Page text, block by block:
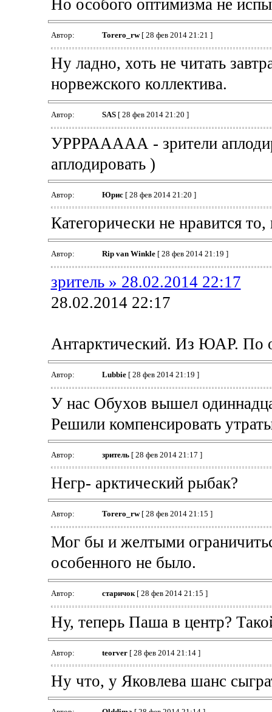
Но особого оптимизма не
Автор: Torero_rw[ 28 фев 2014 21:21 ]
Ну ладно, хоть не читать
норвежского коллектива.
Автор: SAS[ 28 фев 2014 21:20 ]
УРРРААААА - зрители
аплодировать )
Автор: Юрис[ 28 фев 2014 21:20 ]
Категорически не нравится
Автор: Rip van Winkle[ 28 фев 2014 21:19 ]
зpитель » 28.02.2014 22:17
28.02.2014 22:17
Антарктический. Из ЮАР. По
Автор: Lubbie[ 28 фев 2014 21:19 ]
У нас Обухов вышел
Решили компенсировать
Автор: зpитель[ 28 фев 2014 21:17 ]
Негр- арктический рыбак?
Автор: Torero_rw[ 28 фев 2014 21:15 ]
Мог бы и желтыми
особенного не было.
Автор: старичок[ 28 фев 2014 21:15 ]
Ну, теперь Паша в центр?
Автор: teorver[ 28 фев 2014 21:14 ]
Ну что, у Яковлева шанс